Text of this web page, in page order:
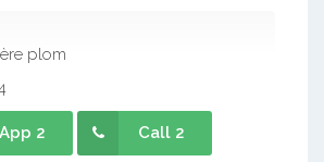
plom
2 Call 2